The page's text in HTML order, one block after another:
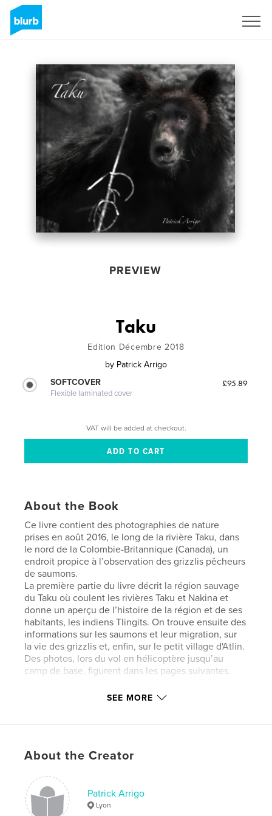
PREVIEW
Taku
Edition Décembre 2018
by Patrick Arrigo
SOFTCOVER
Flexible laminated cover
£95.89
VAT will be added at checkout.
About the Book
Ce livre contient des photographies de nature
prises en août 2016, le long de la rivière Taku, dans
le nord de la Colombie-Britannique (Canada), un
endroit propice à l’observation des grizzlis pêcheurs
de saumons.
La première partie du livre décrit la région sauvage
du Taku où coulent les rivières Taku et Nakina et
donne un aperçu de l’histoire de la région et de ses
habitants, les indiens Tlingits. On trouve ensuite des
informations sur les saumons et leur migration, sur
la vie des grizzlis et, enfin, sur le petit village d'Atlin.
Des photos, lors du vol en hélicoptère jusqu’au
camp de base, figurent dans les pages suivantes.
rivière Taku est ensuite présenté ainsi que des
pêche données par les mères grizzlis à leurs
fourrures multicolores que l’on peut voir au bord de
la rivière. La dernière partie du livre concerne les
paysages observés lors du retour vers Atlin.
SEE MORE
About the Creator
Patrick Arrigo
Lyon